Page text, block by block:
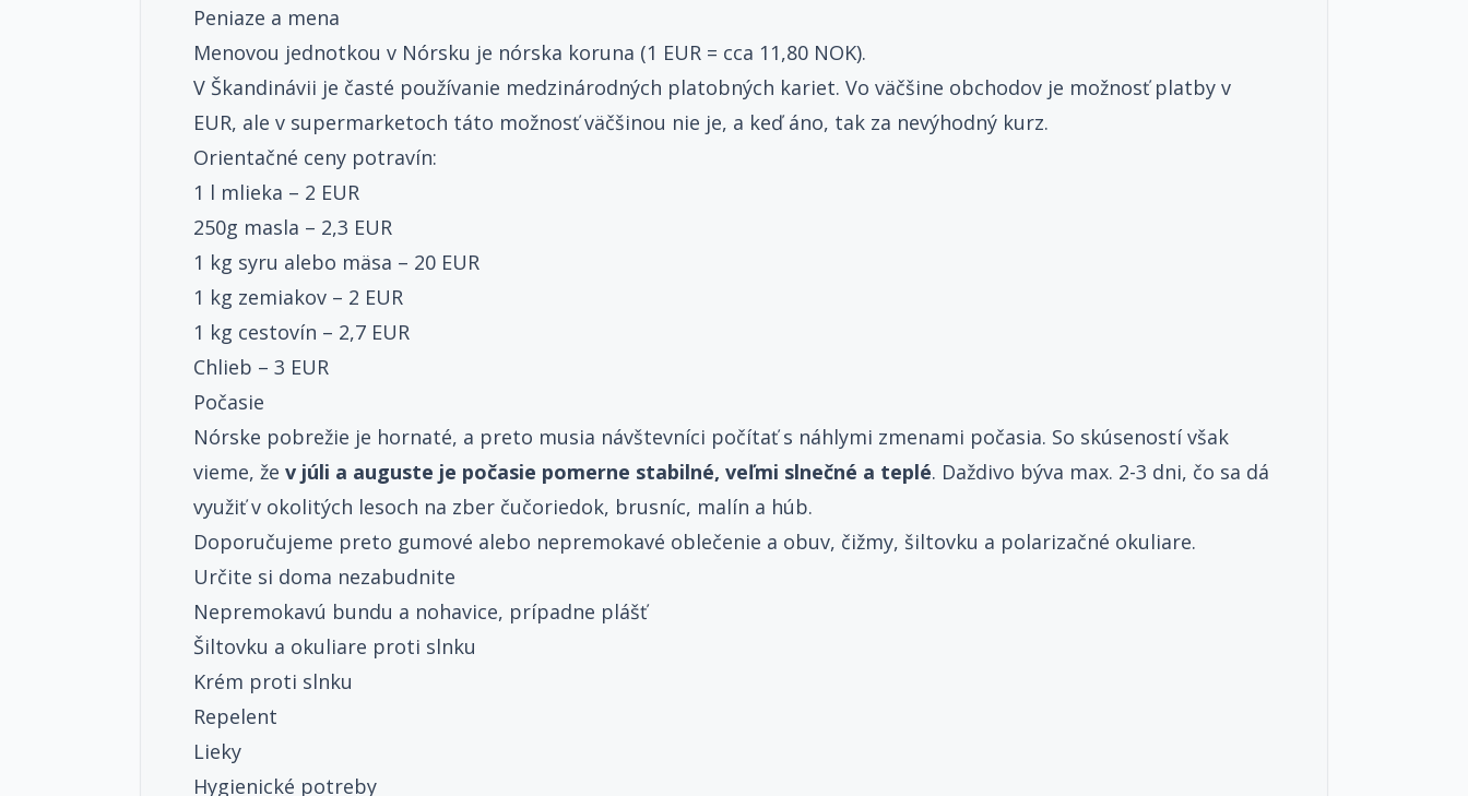
Peniaze a mena
Menovou jednotkou v Nórsku je nórska koruna (1 EUR = cca 11,80 NOK).
V Škandinávii je časté používanie medzinárodných platobných kariet. Vo väčšine obchodov je možnosť platby v
EUR, ale v supermarketoch táto možnosť väčšinou nie je, a keď áno, tak za nevýhodný kurz.
Orientačné ceny potravín:
1 l mlieka – 2 EUR
250g masla – 2,3 EUR
1 kg syru alebo mäsa – 20 EUR
1 kg zemiakov – 2 EUR
1 kg cestovín – 2,7 EUR
Chlieb – 3 EUR
Počasie
Nórske pobrežie je hornaté, a preto musia návštevníci počítať s náhlymi zmenami počasia. So skúseností však
vieme, že v júli a auguste je počasie pomerne stabilné, veľmi slnečné a teplé. Daždivo býva max. 2-3 dni, čo sa dá
využiť v okolitých lesoch na zber čučoriedok, brusníc, malín a húb.
Doporučujeme preto gumové alebo nepremokavé oblečenie a obuv, čižmy, šiltovku a polarizačné okuliare.
Určite si doma nezabudnite
Nepremokavú bundu a nohavice, prípadne plášť
Šiltovku a okuliare proti slnku
Krém proti slnku
Repelent
Lieky
Hygienické potreby